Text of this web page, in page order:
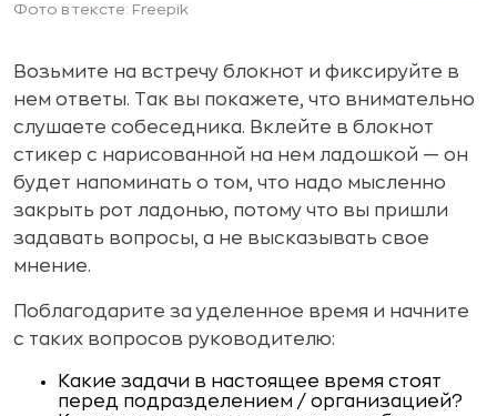
Фото в тексте: Freepik
Возьмите на встречу блокнот и фиксируйте в
нем ответы. Так вы покажете, что внимательно
слушаете собеседника. Вклейте в блокнот
стикер с нарисованной на нем ладошкой — он
будет напоминать о том, что надо мысленно
закрыть рот ладонью, потому что вы пришли
задавать вопросы, а не высказывать свое
мнение.
Поблагодарите за уделенное время и начните
с таких вопросов руководителю:
Какие задачи в настоящее время стоят
перед подразделением / организацией?